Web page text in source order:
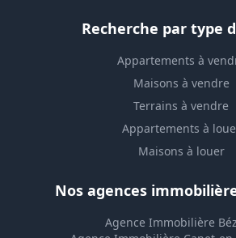
Recherche par type
Appartements à
Maisons à vendre
Terrains à vendre
Appartements à
Maisons à louer
Nos agences
Agence Immobilière